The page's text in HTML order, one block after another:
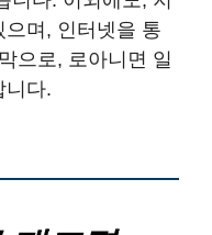
며, 인터넷을 통
으로, 로아니면 일
니다.